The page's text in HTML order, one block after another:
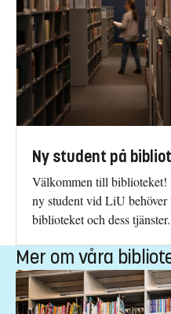
Ny student på
Välkommen till biblioteket!
ny student vid LiU
biblioteket och dess tjänster.
Mer om våra